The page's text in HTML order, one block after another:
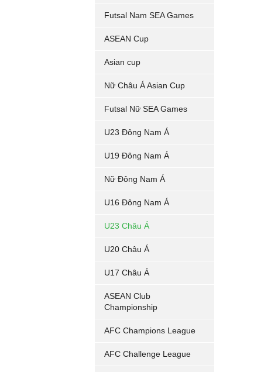
Futsal Nam SEA Games
ASEAN Cup
Asian cup
Nữ Châu Á Asian Cup
Futsal Nữ SEA Games
U23 Đông Nam Á
U19 Đông Nam Á
Nữ Đông Nam Á
U16 Đông Nam Á
U23 Châu Á
U20 Châu Á
U17 Châu Á
ASEAN Club
Championship
AFC Champions League
AFC Challenge League